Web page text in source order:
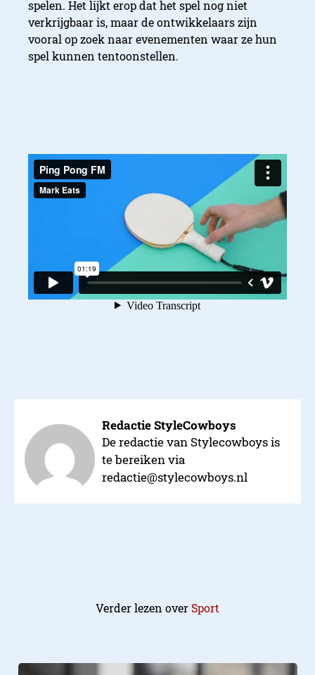
spelen. Het lijkt erop dat het spel nog niet
verkrijgbaar is, maar de ontwikkelaars zijn
vooral op zoek naar evenementen waar ze hun
spel kunnen tentoonstellen.
Redactie StyleCowboys
De redactie van Stylecowboys is
te bereiken via
redactie@stylecowboys.nl
Verder lezen overSport